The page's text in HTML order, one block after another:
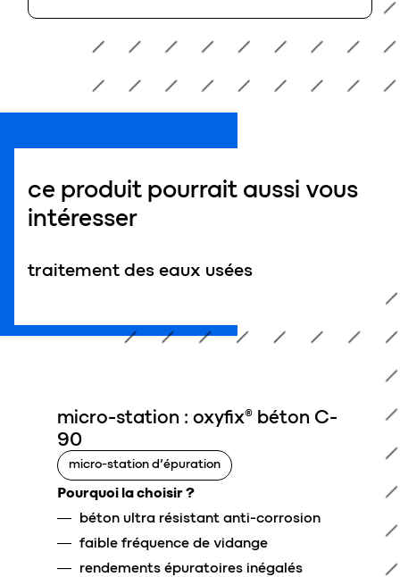
ce produit pourrait aussi vous
intéresser
traitement des eaux usées
micro-station : oxyfix® béton C-
90
micro-station d’épuration
Pourquoi la choisir ?
béton ultra résistant anti-corrosion
faible fréquence de vidange
rendements épuratoires inégalés